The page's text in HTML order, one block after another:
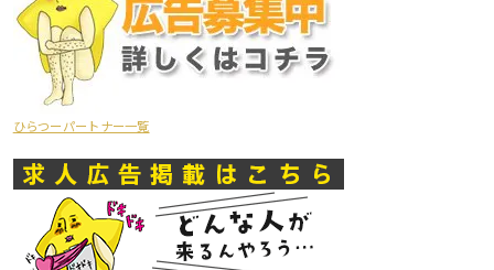
ひらつーパートナー一覧